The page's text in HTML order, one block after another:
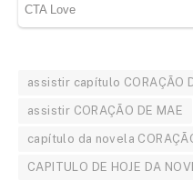
assistir capítulo CORAÇÃO
assistir CORAÇÃO DE MAE
capítulo da novela
CAPITULO DE HOJE DA